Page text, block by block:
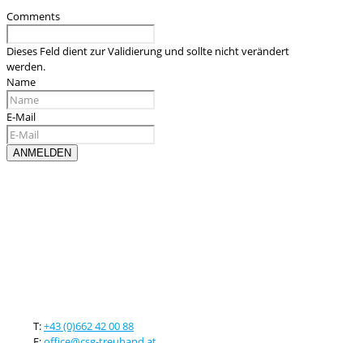
Comments
Dieses Feld dient zur Validierung und sollte nicht verändert
werden.
Name
E-Mail
T:+43 (0)662 42 00 88